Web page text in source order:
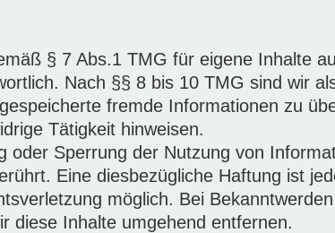
§ 7 Abs.1 TMG für eigene Inhalte
Nach §§ 8 bis 10 TMG sind wir
fremde Informationen zu
Tätigkeit hinweisen.
oder Sperrung der Nutzung von
Eine diesbezügliche Haftung ist
möglich. Bei
diese Inhalte umgehend entfernen.